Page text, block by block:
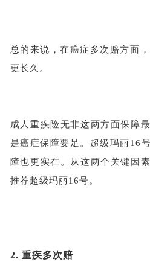
总的来说，在癌症多次赔方面
更长久。
成人重疾险无非这两方面保障
是癌症保障要足。超级玛丽16
障也更实在。从这两个关键因
推荐超级玛丽16号。
2. 重疾多次赔